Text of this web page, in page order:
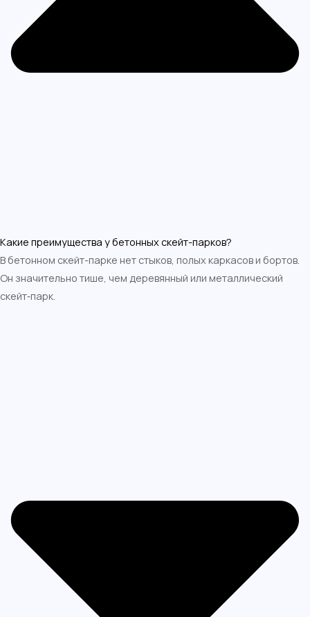
Какие преимущества у бетонных скейт-парков?
В бетонном скейт-парке нет стыков, полых каркасов и бортов.
Он значительно тише, чем деревянный или металлический
скейт‑парк.